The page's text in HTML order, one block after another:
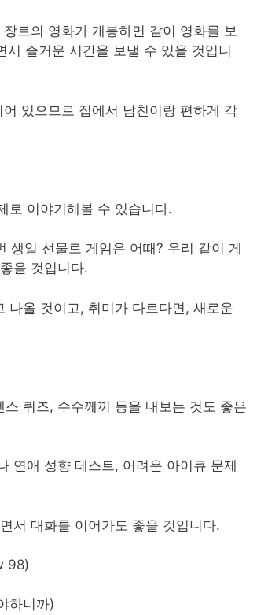
르의 영화가 개봉하면 같이 영화를 보
즐거운 시간을 보낼 수 있을 것입니
있으므로 집에서 남친이랑 편하게 각
로 이야기해볼 수 있습니다.
생일 선물로 게임은 어때? 우리 같이 게
을 것입니다.
나올 것이고, 취미가 다르다면, 새로운
퀴즈, 수수께끼 등을 내보는 것도 좋은
연애 성향 테스트, 어려운 아이큐 문제
서 대화를 이어가도 좋을 것입니다.
98)
하니까)